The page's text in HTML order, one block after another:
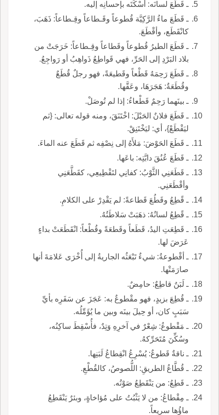
ـ قَطَعَ لسانَه: أسْكَتَه بإحسانِه إليه.
ـ قَطَعَ ماءُ الرَّكِيَّة قُطوعاً وقَـطاعاً وقِـطاعاً: ذَهَبَ،
كانْقَطَع، وأقْطَعَ.
ـ قَطَعَ الطيرُ قُطوعاً وقَطاعاً وقِـطاعاً: خَرَجَتْ من
بلاد البَرْدِ إلى الحَرِّ، فهي قَواطِعُ ذَواهِبُ أو رَواجِعُ.
ـ قَطَعَ رَحِمَهُ قَطْعاً وقَطيعَةً، فهو رجلٌ قُطَعٌ
وقُطَعَةٌ: هَجَرَهَا، وعَقَّها.
ـ بينَهما رَحِمٌ قَطْعاءُ: إذا لم تُوصَلْ.
ـ قَطَعَ فلانٌ الحَبْلَ: اخْتَنَقَ، ومنه قوله تعالى: {ثم
ليَقْطَعْ}، أي: ليَخْتَنِقْ.
ـ قَطَعَ الحَوْضَ: مَلأَهُ إلى نِصْفِه ثم قَطَعَ عنه الماءَ.
ـ قَطَعَ عُنُقَ دابَّتِه: باعَها.
ـ قَطَعَنِي الثَّوْبُ: كفانِي لتَقْطِيعِي، كقَطَّعَنِي
وأقْطَعَنِي.
ـ قًطِعُ وقَطُعَ قَطاعةً: لم يَقْدِرْ على الكلامِ.
ـ قًطِعُ لسانُهُ: ذهَبَتْ سَلاطَتُهُ.
ـ قَطِعَتِ اليدُ، قَطَعاً وقَطعَةً وقُطْعاً: انْقَطَعَتْ بداءٍ
عَرَضَ لها.
ـ أقْطوعةُ: شيءٌ تَبْعَثُه الجاريةُ إلى أُخْرَى عَلامَةَ أنها
صارَمَتْها.
ـ لَبَنٌ قاطِعٌ: حامِضٌ.
ـ قُطِعَ بزيدٍ، فهو مقْطوعٌ به: عَجَزَ عن سَفَرِه بأيِّ
سَبَبٍ كان، أو حِيلَ بينَه وبين ما يُؤَمِّلُه.
ـ مَقْطوعُ: شِعْرٌ في آخرِهِ وَتِدٌ، فأُسْقِطَ ساكِنُه،
وسُكِّنَ مُتَحَرِّكهُ.
ـ ناقةٌ قَطوعٌ: يُسْرِعُ انْقِطاعُ لَبَنِها.
ـ قُطَّاعُ الطريقِ: اللُّصوصُ، كالقُطْعِ.
ـ قَطِعُ: من يَنْقَطِعُ صَوْتُه.
ـ مِقْطاعُ: من لا يَثْبُتُ على مُؤاخاةٍ، وبئرٌ يَنْقَطِعُ
ماؤُها سريعاً.